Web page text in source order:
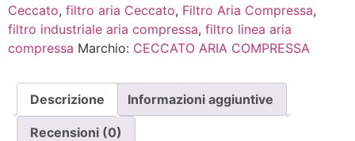
Ceccato, filtro aria Ceccato, Filtro Aria Compressa,
filtro industriale aria compressa, filtro linea aria
compressa Marchio: CECCATO ARIA COMPRESSA
Descrizione Informazioni aggiuntive
Recensioni (0)